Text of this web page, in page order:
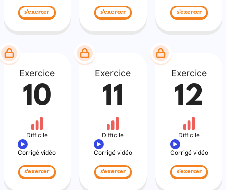
s'exercer s'exercer s'exercer
Exercice
10
Difficile
Corrigé vidéo
s'exercer
Exercice
11
Difficile
Corrigé vidéo
s'exercer
Exercice
12
Difficile
Corrigé vidéo
s'exercer